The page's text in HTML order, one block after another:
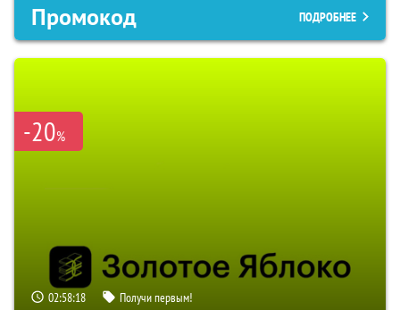
Промокод ПОДРОБНЕЕ
-20%
02:58:17 Получи первым!